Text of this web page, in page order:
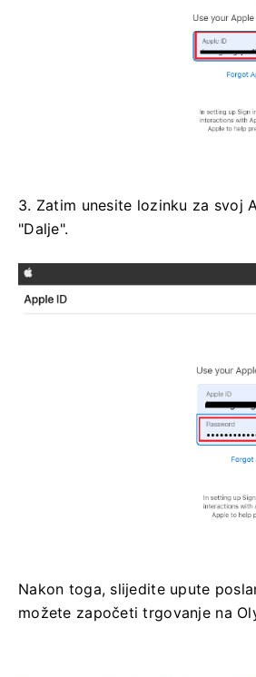
3. Zatim unesite lozinku za svoj
"Dalje".
Nakon toga, slijedite upute
možete započeti trgovanje na